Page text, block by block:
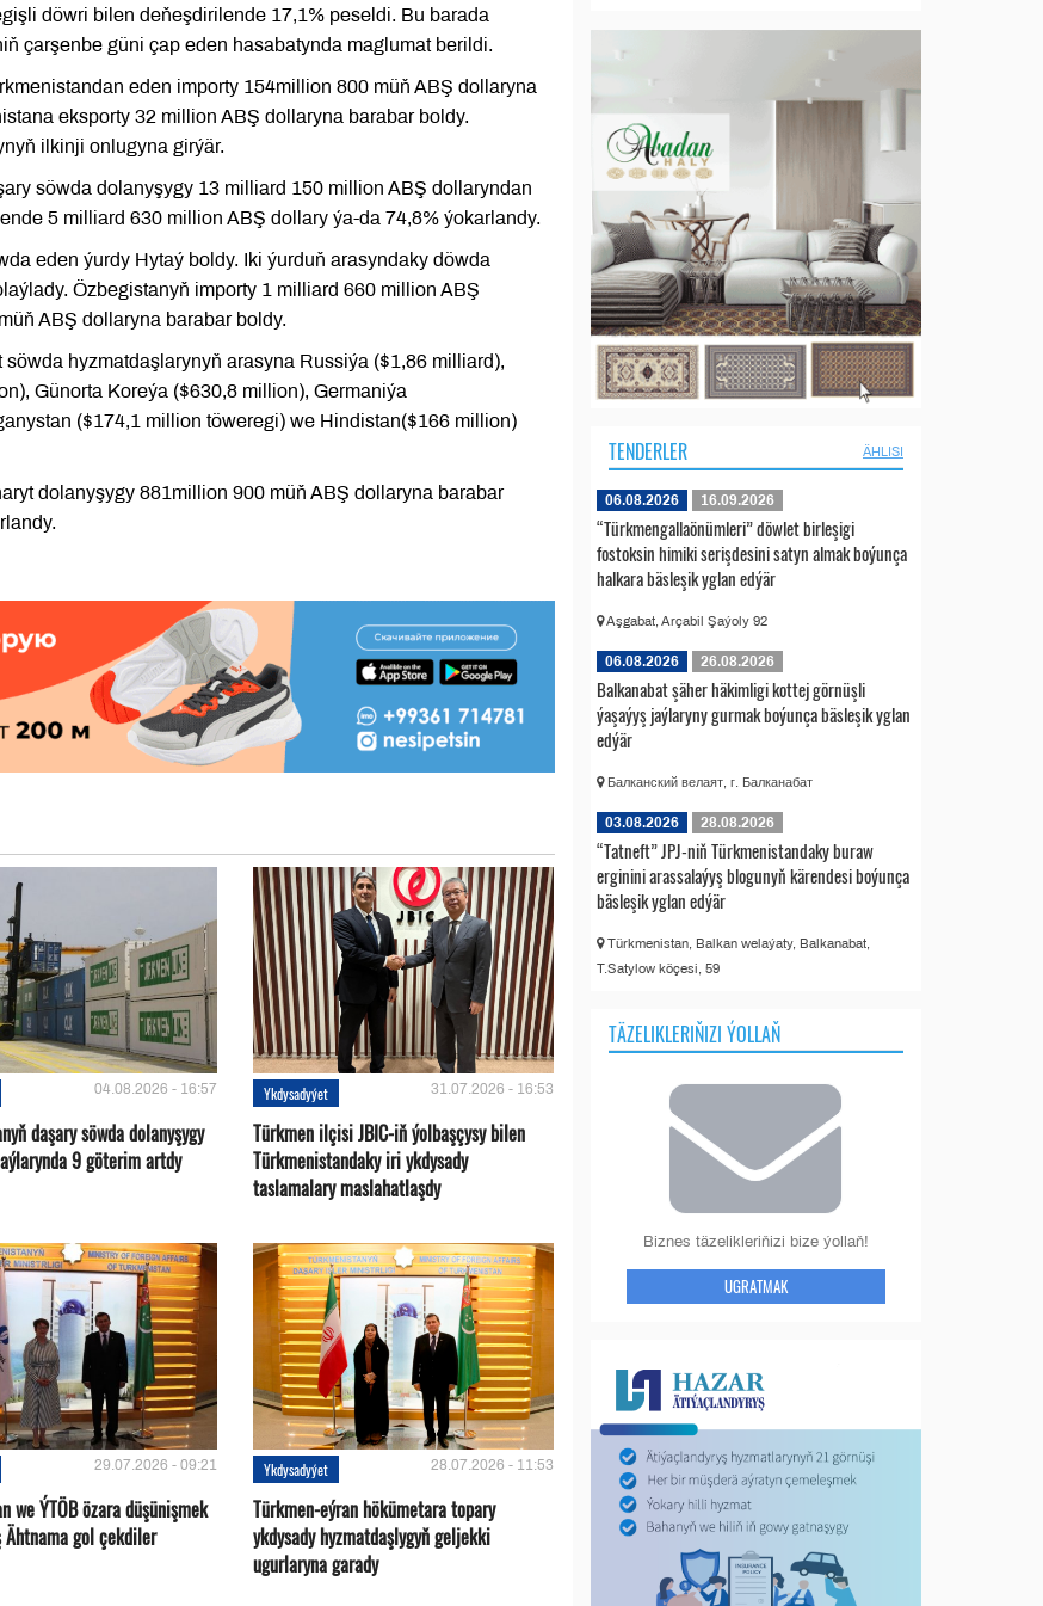
döwri bilen deňeşdirilende 17,1% peseldi. Bu barada
çarşenbe güni çap eden hasabatynda maglumat berildi.
eden importy 154million 800 müň ABŞ dollaryna
eksporty 32 million ABŞ dollaryna barabar boldy.
ilkinji onlugyna girýär.
söwda dolanyşygy 13 milliard 150 million ABŞ dollaryndan
5 milliard 630 million ABŞ dollary ýa-da 74,8% ýokarlandy.
eden ýurdy Hytaý boldy. Iki ýurduň arasyndaky döwda
Özbegistanyň importy 1 milliard 660 million ABŞ
ABŞ dollaryna barabar boldy.
hyzmatdaşlarynyň arasyna Russiýa ($1,86 milliard),
Günorta Koreýa ($630,8 million), Germaniýa
($174,1 million töweregi) we Hindistan($166 million)
dolanyşygy 881million 900 müň ABŞ dollaryna barabar
04.08.2026 - 16:57
daşary söwda dolanyşygy
9 göterim artdy
Ykdysadyýet 31.07.2026 - 16:53
Türkmen ilçisi JBIC-iň ýolbaşçysy bilen
Türkmenistandaky iri ykdysady
taslamalary maslahatlaşdy
29.07.2026 - 09:21
we ÝTÖB özara düşünişmek
Ähtnama gol çekdiler
Ykdysadyýet 28.07.2026 - 11:53
Türkmen-eýran hökümetara topary
ykdysady hyzmatdaşlygyň geljekki
ugurlaryna garady
TENDERLER ÄHLISI
06.08.2026 16.09.2026
“Türkmengallaönümleri” döwlet birleşigi
fostoksin himiki serişdesini satyn almak boýunça
halkara bäsleşik yglan edýär
Aşgabat, Arçabil Şaýoly 92
06.08.2026 26.08.2026
Balkanabat şäher häkimligi kottej görnüşli
ýaşaýyş jaýlaryny gurmak boýunça bäsleşik yglan
edýär
Балканский велаят, г. Балканабат
03.08.2026 28.08.2026
“Tatneft” JPJ-niň Türkmenistandaky buraw
erginini arassalaýyş blogunyň kärendesi boýunça
bäsleşik yglan edýär
Türkmenistan, Balkan welaýaty, Balkanabat,
T.Satylow köçesi, 59
TÄZELIKLERIŇIZI ÝOLLAŇ
Biznes täzelikleriňizi bize ýollaň!
UGRATMAK